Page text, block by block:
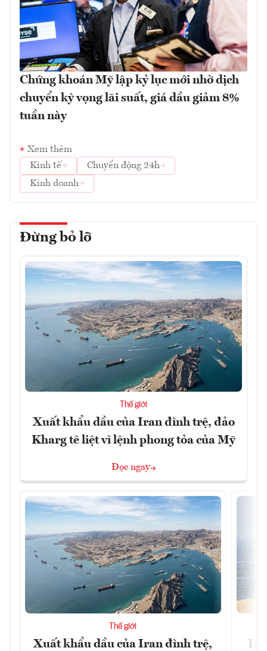
Chứng khoán Mỹ lập kỷ lục mới nhờ dịch
chuyển kỳ vọng lãi suất, giá dầu giảm 8%
tuần này
Xem thêm
Kinh tế
Chuyển động 24h
Kinh doanh
Đừng bỏ lỡ
Thế giới
Xuất khẩu dầu của Iran đình trệ, đảo
Kharg tê liệt vì lệnh phong tỏa của Mỹ
Đọc ngay
Thế giới
Xuất khẩu dầu của Iran đình trệ,